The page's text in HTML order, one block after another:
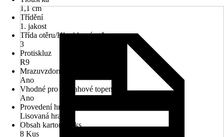
1,1 cm
Třídění
1. jakost
Třída otěru/Hloubkový otěr
3
Protiskluz
R9
Mrazuvzdorné
Ano
Vhodné pro podlahové topení
Ano
Provedení hran
Lisovaná hrana
Obsah kartonu v ks
8 Kus